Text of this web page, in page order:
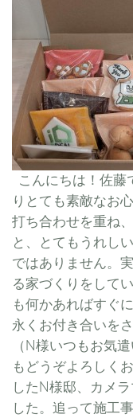
こんにちは！佐藤
りとても素敵なお
打ち合わせを重ね
と、とてもうれし
ではありません。
る家づくりをして
も何かあればすぐ
永くお付き合いを
（N様いつもお気
もどうぞよろしく
したN様邸、カメ
した。追って施工